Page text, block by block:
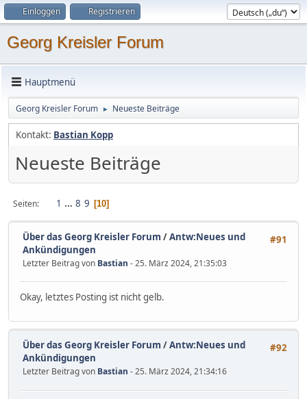
Einloggen Registrieren
Georg Kreisler Forum
Hauptmenü
Georg Kreisler Forum ► Neueste Beiträge
Kontakt: Bastian Kopp
Neueste Beiträge
Seiten 1 ... 8 9 10
#91
Über das Georg Kreisler Forum /Antw:Neues und
Ankündigungen
Letzter Beitrag von Bastian - 25. März 2024, 21:35:03
Okay, letztes Posting ist nicht gelb.
#92
Über das Georg Kreisler Forum /Antw:Neues und
Ankündigungen
Letzter Beitrag von Bastian - 25. März 2024, 21:34:16